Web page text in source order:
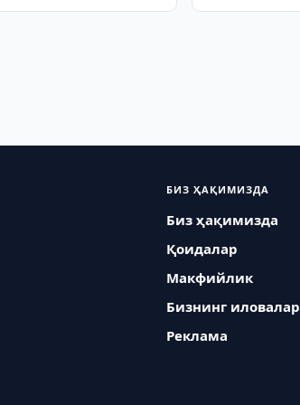
БИЗ ҲАҚИМИЗДА
Биз ҳақимизда
Қоидалар
Макфийлик
Бизнинг иловалар
Реклама